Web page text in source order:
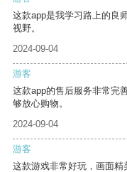
这款app是我学习路上的良
视野。
2024-09-04
游客
这款app的售后服务非常完
够放心购物。
2024-09-04
游客
这款游戏非常好玩，画面